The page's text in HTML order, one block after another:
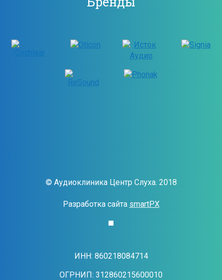
© Аудиоклиника Центр Слуха. 2018
Разработка сайта smartPX
ИНН: 860218084714
ОГРНИП: 312860215600010